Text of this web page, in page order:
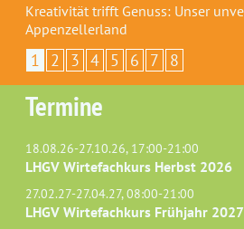
Kreativität trifft Genuss: Unser
Appenzellerland
1 2 3 4 5 6 7 8
Termine
18.08.26-27.10.26, 17:00-21:00
LHGV Wirtefachkurs Herbst 2026
27.02.27-27.04.27, 08:00-21:00
LHGV Wirtefachkurs Frühjahr 2027